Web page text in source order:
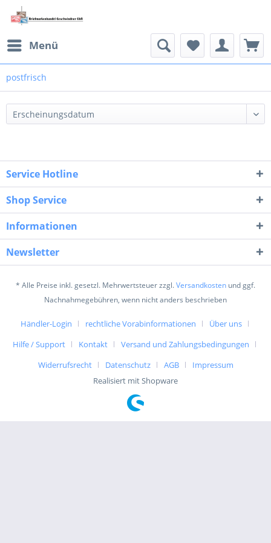
Menü
postfrisch
Service Hotline
Shop Service
Informationen
Newsletter
* Alle Preise inkl. gesetzl. Mehrwertsteuer zzgl.Versandkosten und ggf.
Nachnahmegebühren, wenn nicht anders beschrieben
Händler-Login rechtliche Vorabinformationen
Über uns
Hilfe / Support
Kontakt
Versand und Zahlungsbedingungen
Widerrufsrecht
Datenschutz AGB
Impressum
Realisiert mit Shopware